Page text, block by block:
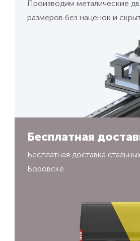
Производим металические
размеров без наценок и
Бесплатная
Бесплатная доставка
Боровске